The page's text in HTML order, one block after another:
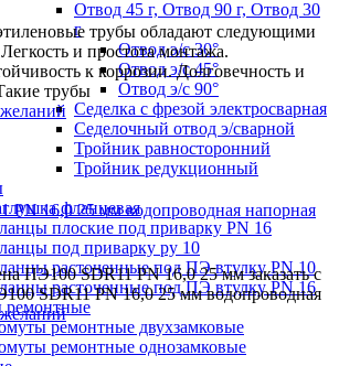
Отвод 45 г, Отвод 90 г, Отвод 30
г
Отвод э/с 30°
Отвод э/с 45°
Отвод э/с 90°
Седелка с фрезой электросварная
Седелочный отвод э/сварной
Тройник равносторонний
Тройник редукционный
фланцевая
плоские под приварку PN 16
под приварку ру 10
расточенные под ПЭ втулку PN 10
расточенные под ПЭ втулку PN 16
ремонтные
ремонтные двухзамковые
ремонтные однозамковые
трубы обладают следующими
и простота монтажа.
к коррозии. Долговечность и
трубы
PN 16,0 25 мм водопроводная напорная
ПЭ100 SDR11 PN 16,0 25 мм заказать с
SDR11 PN 16,0 25 мм водопроводная